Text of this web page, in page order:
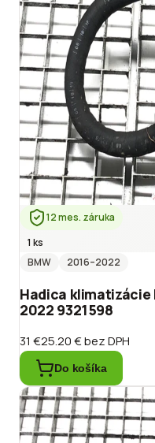
12 mes. záruka
1 ks
BMW
2016–2022
Hadica klimatizácie
2022 9321598
31 €25.20 €bez DPH
Do košíka